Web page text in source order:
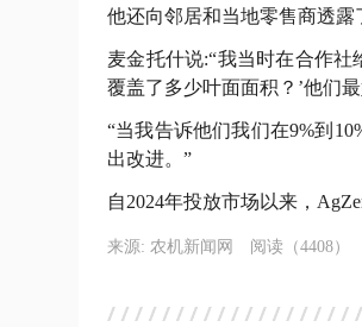
他还向邻居和当地零售商透露
麦金托什说:“我当时在合作
覆盖了多少叶面面积？’他们
“当我告诉他们我们在9%到
出改进。”
自2024年投放市场以来，
来源: 农机新闻网 阅读（4408）